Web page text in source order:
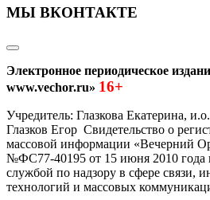
МЫ ВКОНТАКТЕ
Электронное периодическое
www.vechor.ru» 16+
Учредитель: Глазкова Екатерина,
Глазков Егор Свидетельство о
массовой информации «Вечерний
№ФС77-40195 от 15 июня 2010 года
службой по надзору в сфере связи,
технологий и массовых